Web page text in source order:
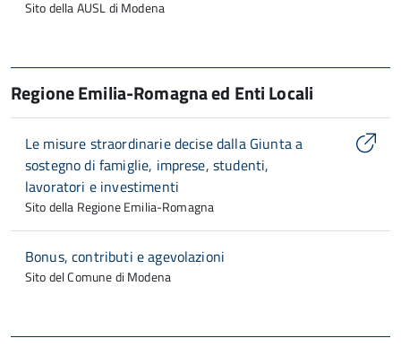
Sito della AUSL di Modena
Regione Emilia-Romagna ed Enti Locali
Le misure straordinarie decise dalla Giunta a
sostegno di famiglie, imprese, studenti,
lavoratori e investimenti
Sito della Regione Emilia-Romagna
Bonus, contributi e agevolazioni
Sito del Comune di Modena